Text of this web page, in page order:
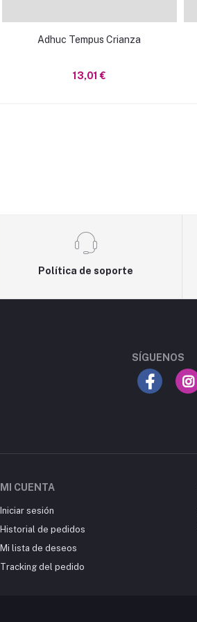
Adhuc Tempus Crianza
13,01 €
Política de soporte
SÍGUENOS
MI CUENTA
Iniciar sesión
Historial de pedidos
Mi lista de deseos
Tracking del pedido